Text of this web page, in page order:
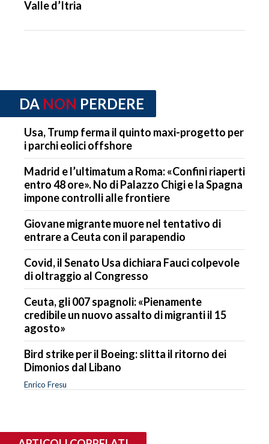
Valle d’Itria
DA NON PERDERE
Usa, Trump ferma il quinto maxi-progetto per
i parchi eolici offshore
Madrid e l’ultimatum a Roma: «Confini riaperti
entro 48 ore». No di Palazzo Chigi e la Spagna
impone controlli alle frontiere
Giovane migrante muore nel tentativo di
entrare a Ceuta con il parapendio
Covid, il Senato Usa dichiara Fauci colpevole
di oltraggio al Congresso
Ceuta, gli 007 spagnoli: «Pienamente
credibile un nuovo assalto di migranti il 15
agosto»
Bird strike per il Boeing: slitta il ritorno dei
Dimonios dal Libano
Enrico Fresu